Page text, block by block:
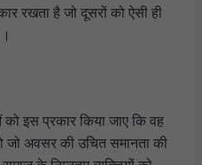
रखता है जो दूसरों को ऐसी ही
इस प्रकार किया जाए कि वह
जो अवसर की उचित समानता की